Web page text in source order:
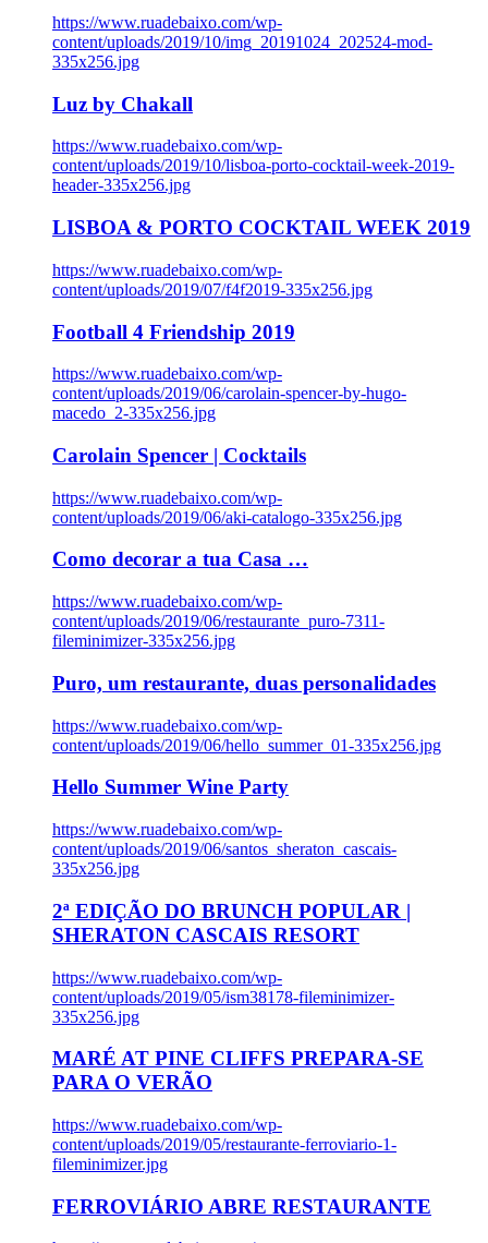
https://www.ruadebaixo.com/wp-
content/uploads/2019/10/img_20191024_202524-mod-
335x256.jpg
Luz by Chakall
https://www.ruadebaixo.com/wp-
content/uploads/2019/10/lisboa-porto-cocktail-week-2019-
header-335x256.jpg
LISBOA & PORTO COCKTAIL WEEK 2019
https://www.ruadebaixo.com/wp-
content/uploads/2019/07/f4f2019-335x256.jpg
Football 4 Friendship 2019
https://www.ruadebaixo.com/wp-
content/uploads/2019/06/carolain-spencer-by-hugo-
macedo_2-335x256.jpg
Carolain Spencer | Cocktails
https://www.ruadebaixo.com/wp-
content/uploads/2019/06/aki-catalogo-335x256.jpg
Como decorar a tua Casa …
https://www.ruadebaixo.com/wp-
content/uploads/2019/06/restaurante_puro-7311-
fileminimizer-335x256.jpg
Puro, um restaurante, duas personalidades
https://www.ruadebaixo.com/wp-
content/uploads/2019/06/hello_summer_01-335x256.jpg
Hello Summer Wine Party
https://www.ruadebaixo.com/wp-
content/uploads/2019/06/santos_sheraton_cascais-
335x256.jpg
2ª EDIÇÃO DO BRUNCH POPULAR |
SHERATON CASCAIS RESORT
https://www.ruadebaixo.com/wp-
content/uploads/2019/05/ism38178-fileminimizer-
335x256.jpg
MARÉ AT PINE CLIFFS PREPARA-SE
PARA O VERÃO
https://www.ruadebaixo.com/wp-
content/uploads/2019/05/restaurante-ferroviario-1-
fileminimizer.jpg
FERROVIÁRIO ABRE RESTAURANTE